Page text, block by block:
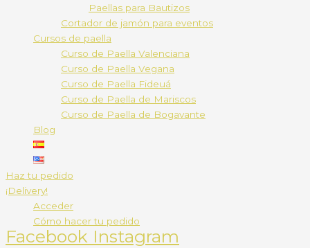
Paellas para Bautizos
Cortador de jamón para eventos
Cursos de paella
Curso de Paella Valenciana
Curso de Paella Vegana
Curso de Paella Fideuá
Curso de Paella de Mariscos
Curso de Paella de Bogavante
Blog
Haz tu pedido
¡Delivery!
Acceder
Cómo hacer tu pedido
Facebook Instagram